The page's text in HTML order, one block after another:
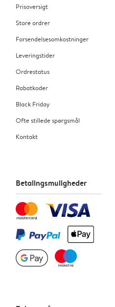
Prisoversigt
Store ordrer
Forsendelsesomkostninger
Leveringstider
Ordrestatus
Rabatkoder
Black Friday
Ofte stillede spørgsmål
Kontakt
Betalingsmuligheder